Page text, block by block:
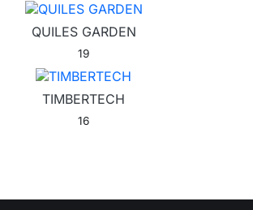
QUILES GARDEN
19
TIMBERTECH
16